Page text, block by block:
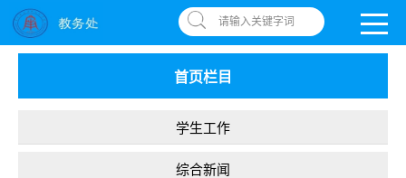
南昌应用技术师范学院，助你圆梦! OA系统| 书记信箱 违反师德举报信箱
请输入关键字词
首页栏目
学生工作
综合新闻